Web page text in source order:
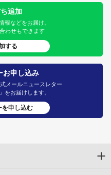
追加
報などをお届け。
わせもできます
する
お申し込み
メールニュースレター
をお届けします。
を申し込む